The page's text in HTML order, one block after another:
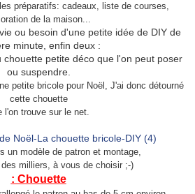
préparatifs: cadeaux, liste de courses,
de la maison...
ou besoin d'une petite idée de DIY de
minute, enfin deux :
chouette petite déco que l'on peut poser
ou suspendre.
petite bricole pour Noël, J'ai donc détourné
cette chouette
l'on trouve sur le net.
un modèle de patron et montage,
milliers, à vous de choisir ;-)
: Chouette